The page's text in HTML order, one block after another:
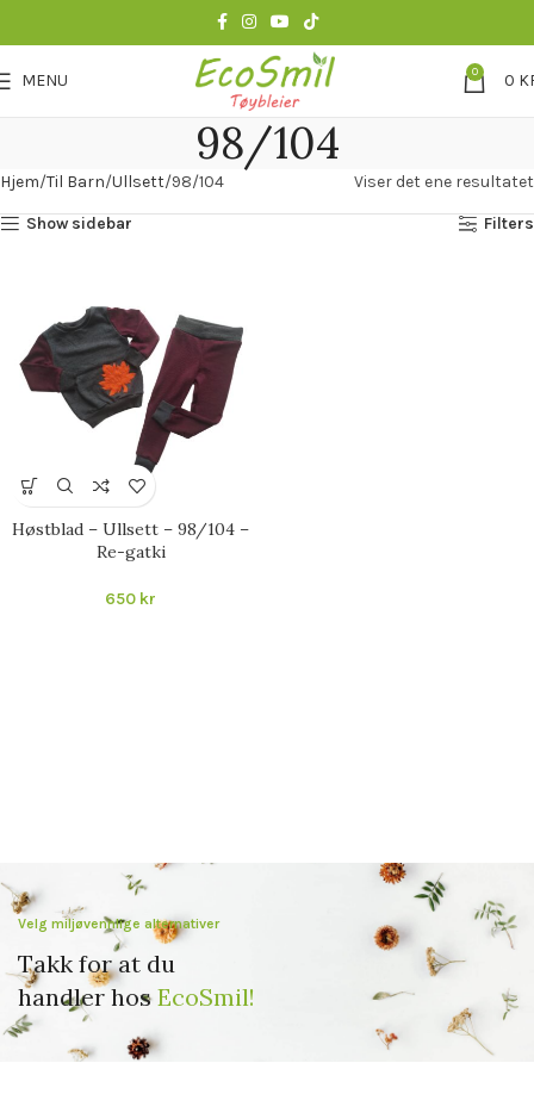
MENU 0 0
98/104
Hjem Til Barn Ullsett 98/104 Viser det ene resultatet
Show sidebar Filters
Høstblad – Ullsett – 98/104 –
Re-gatki
650 kr
Velg miljøvennlige alternativer
Takk for at du
handler hosEcoSmil!